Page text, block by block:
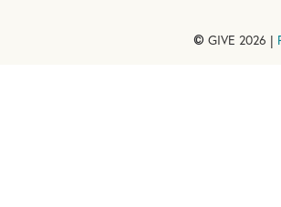
© GIVE 2026 |